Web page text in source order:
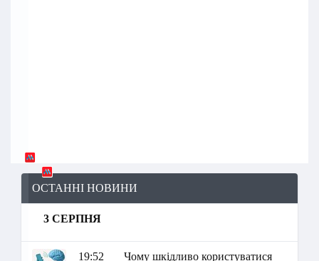
ОСТАННІ НОВИНИ
3 СЕРПНЯ
19:52
Чому шкідливо користуватися